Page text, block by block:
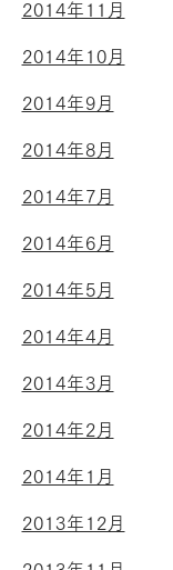
2014年11月
2014年10月
2014年9月
2014年8月
2014年7月
2014年6月
2014年5月
2014年4月
2014年3月
2014年2月
2014年1月
2013年12月